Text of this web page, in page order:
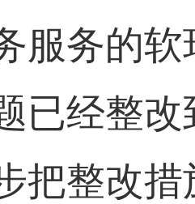
服务的
已经整
把整改